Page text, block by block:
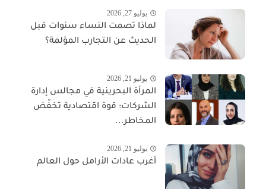
يوليو 27, 2026
لماذا تصمت النساء سنوات قبل
الحديث عن التجارب المؤلمة؟
يوليو 21, 2026
المرأة البحرينية في مجالس إدارة
الشركات: قوة اقتصادية تخفّض
المخاطر...
يوليو 21, 2026
أغرب عادات الأرامل حول العالم